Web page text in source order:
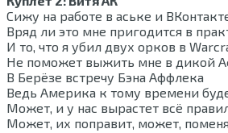
Сижу на работе в аське и
Вряд ли это мне пригодится в
И то, что я убил двух орков в
Не поможет выжить мне в дикой
В Берёзе встречу Бэна Аффлека
Ведь Америка к тому времени
Может, и у нас вырастет всё
Может, их поправит, может,